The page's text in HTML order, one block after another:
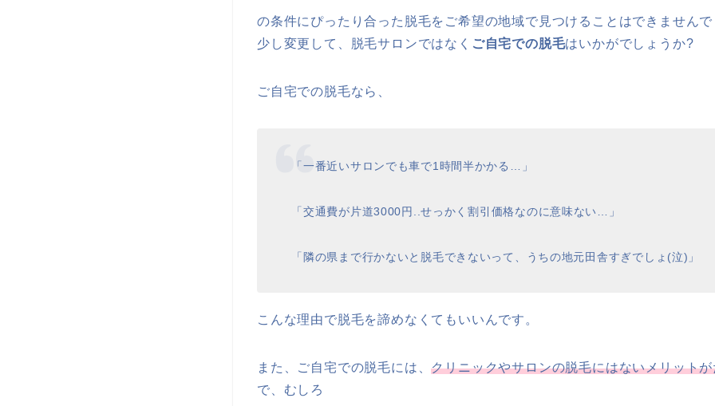
の条件にぴったり合った脱毛をご希望の地域で見つけることはできません
少し変更して、脱毛サロンではなく ご自宅での脱毛はいかがでしょうか?
ご自宅での脱毛なら、
「一番近いサロンでも車で1 時間半かかる 」
「交通費が片道3000円 ..せっかく割引価格なのに意味ない 」
「隣の県まで行かないと脱毛できないって、うちの地元田舎すぎでしょ(泣)」
こんな理由で脱毛を諦めなくてもいいんです。
また、ご自宅での脱毛には、クリニックやサロンの脱毛にはないメリット
で、むしろ